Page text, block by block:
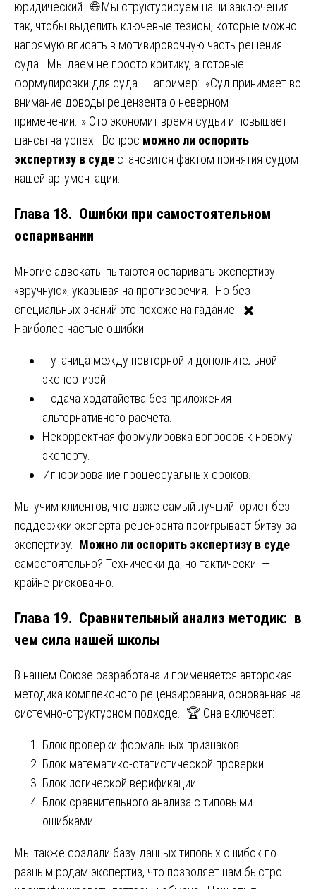
юридический. 🌐 Мы структурируем наши заключения
так, чтобы выделить ключевые тезисы, которые можно
напрямую вписать в мотивировочную часть решения
суда. Мы даем не просто критику, а готовые
формулировки для суда. Например: «Суд принимает во
внимание доводы рецензента о неверном
применении…» Это экономит время судьи и повышает
шансы на успех. Вопрос можно ли оспорить
экспертизу в суде становится фактом принятия судом
нашей аргументации.
Глава 18. Ошибки при самостоятельном
оспаривании
Многие адвокаты пытаются оспаривать экспертизу
«вручную», указывая на противоречия. Но без
специальных знаний это похоже на гадание. ✖️
Наиболее частые ошибки:
Путаница между повторной и дополнительной
экспертизой.
Подача ходатайства без приложения
альтернативного расчета.
Некорректная формулировка вопросов к новому
эксперту.
Игнорирование процессуальных сроков.
Мы учим клиентов, что даже самый лучший юрист без
поддержки эксперта-рецензента проигрывает битву за
экспертизу. Можно ли оспорить экспертизу в суде
самостоятельно? Технически да, но тактически —
крайне рискованно.
Глава 19. Сравнительный анализ методик: в
чем сила нашей школы
В нашем Союзе разработана и применяется авторская
методика комплексного рецензирования, основанная на
системно-структурном подходе. 🏆 Она включает:
Блок проверки формальных признаков.
Блок математико-статистической проверки.
Блок логической верификации.
Блок сравнительного анализа с типовыми
ошибками.
Мы также создали базу данных типовых ошибок по
разным родам экспертиз, что позволяет нам быстро